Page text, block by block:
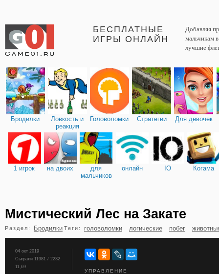
БЕСПЛАТНЫЕ
ИГРЫ ОНЛАЙН
Добавляя
мальчикам
лучшие
Бродилки
Ловкость и
реакция
Головоломки Стратегии Для девочек
1 игрок на двоих
для
мальчиков
онлайн IO Когама
бильярд карты
Мистический Лес на Закате
Раздел: Бродилки Теги: головоломки логические побег
04 окт 2019
Сыграли 11981 / 2232
11,69
УПРАВЛЕНИЕ